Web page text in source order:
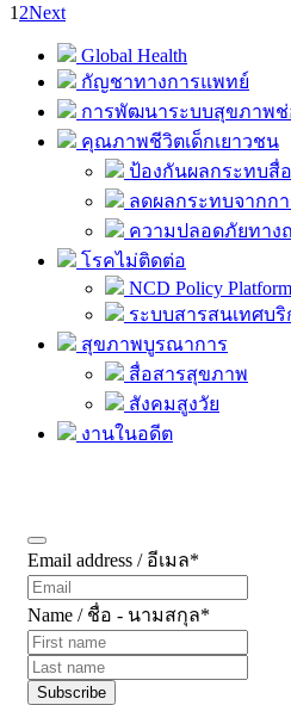
1 2Next
Global Health
กัญชาทางการแพทย์
การพัฒนาระบบสุขภาพช่
คุณภาพชีวิตเด็กเยาวชน
ป้องกันผลกระทบสื่
ลดผลกระทบจากก
ความปลอดภัยทาง
โรคไม่ติดต่อ
NCD Policy Platform
ระบบสารสนเทศบ
สุขภาพบูรณาการ
สื่อสารสุขภาพ
สังคมสูงวัย
งานในอดีต
Email address / อีเมล*
Name / ชื่อ - นามสกุล*
Subscribe